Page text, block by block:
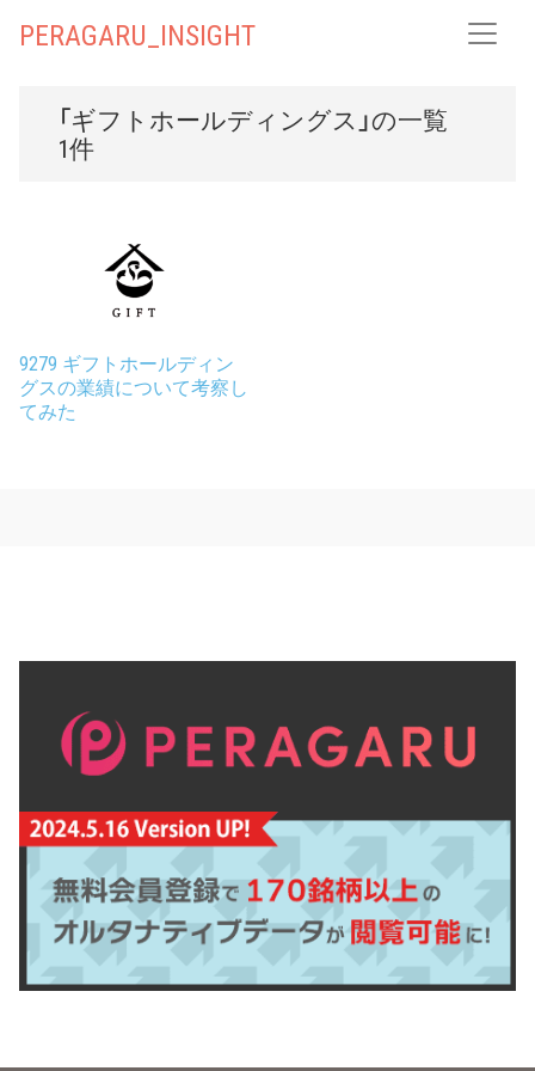
PERAGARU_INSIGHT
「ギフトホールディングス」の一覧
1件
9279 ギフトホールディン
グスの業績について考察し
てみた